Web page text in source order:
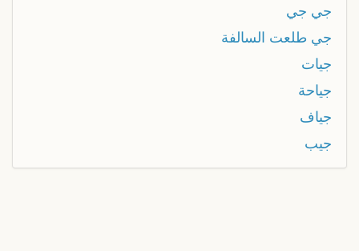
جي جي
جي طلعت السالفة
جيات
جياحة
جياف
جيب